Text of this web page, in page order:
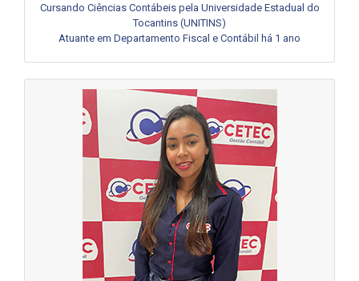
Cursando Ciências Contábeis pela Universidade Estadual do
Tocantins (UNITINS)
Atuante em Departamento Fiscal e Contábil há 1 ano